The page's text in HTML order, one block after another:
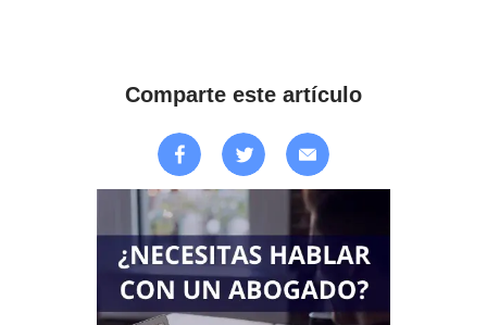
Comparte este artículo